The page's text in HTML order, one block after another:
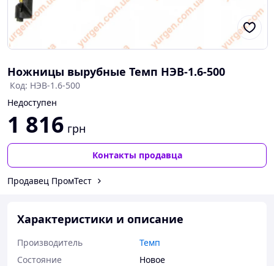
Ножницы вырубные Темп НЭВ-1.6-500
Код: НЭВ-1.6-500
Недоступен
1 816 грн
Контакты продавца
Продавец ПромТест
Характеристики и описание
Производитель
Темп
Состояние
Новое